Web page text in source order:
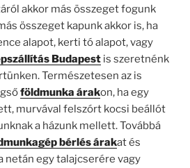
akkor más összeget fogunk
összeget kapunk akkor is, ha
alapot, kerti tó alapot, vagy
Budapestis szeretnénk
Természetesen az is
földmunka árakon, ha egy
murvával felszórt kocsi beállót
a házunk mellett. Továbbá
bérlés árakat és
netán egy talajcserére vagy